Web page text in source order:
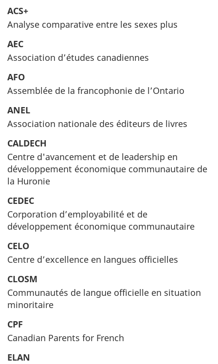
ACS+
Analyse comparative entre les sexes plus
AEC
Association d’études canadiennes
AFO
Assemblée de la francophonie de l’Ontario
ANEL
Association nationale des éditeurs de livres
CALDECH
Centre d'avancement et de leadership en
développement économique communautaire de
la Huronie
CEDEC
Corporation d’employabilité et de
développement économique communautaire
CELO
Centre d’excellence en langues officielles
CLOSM
Communautés de langue officielle en situation
minoritaire
CPF
Canadian Parents for French
ELAN